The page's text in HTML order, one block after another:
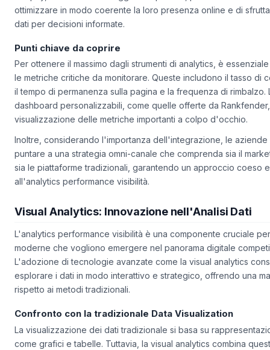
Shopify, fornisce un vantaggio competitivo, permettendo alle
ottimizzare in modo coerente la loro presenza online e di
Punti chiave da coprire
Per ottenere il massimo dagli strumenti di analytics, è
le metriche critiche da monitorare. Queste includono il tasso di
il tempo di permanenza sulla pagina e la frequenza di rimbalzo.
dashboard personalizzabili, come quelle offerte da
Inoltre, considerando l'importanza dell'integrazione, le
puntare a una strategia omni-canale che comprenda sia il
sia le piattaforme tradizionali, garantendo un approccio coeso
L'analytics performance visibilità è una componente cruciale
moderne che vogliono emergere nel panorama digitale
L'adozione di tecnologie avanzate come la visual analytics
esplorare i dati in modo interattivo e strategico, offrendo una
Confronto con la tradizionale Data Visualization
La visualizzazione dei dati tradizionale si basa su